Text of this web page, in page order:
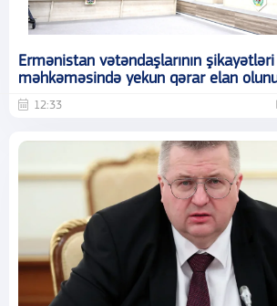
Ermənistan vətəndaşlarının
məhkəməsində yekun qərar elan
12:33